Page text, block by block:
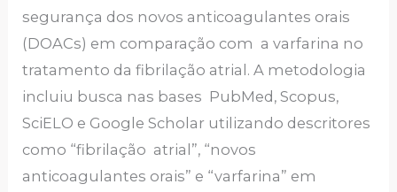
segurança dos novos anticoagulantes orais
(DOACs) em comparação com a varfarina no
tratamento da fibrilação atrial. A metodologia
incluiu busca nas bases PubMed, Scopus,
SciELO e Google Scholar utilizando descritores
como “fibrilação atrial”, “novos
anticoagulantes orais” e “varfarina” em